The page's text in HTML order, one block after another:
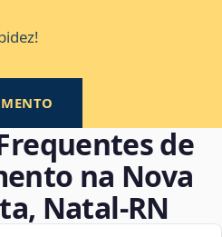
de
na Nova
Natal‑RN